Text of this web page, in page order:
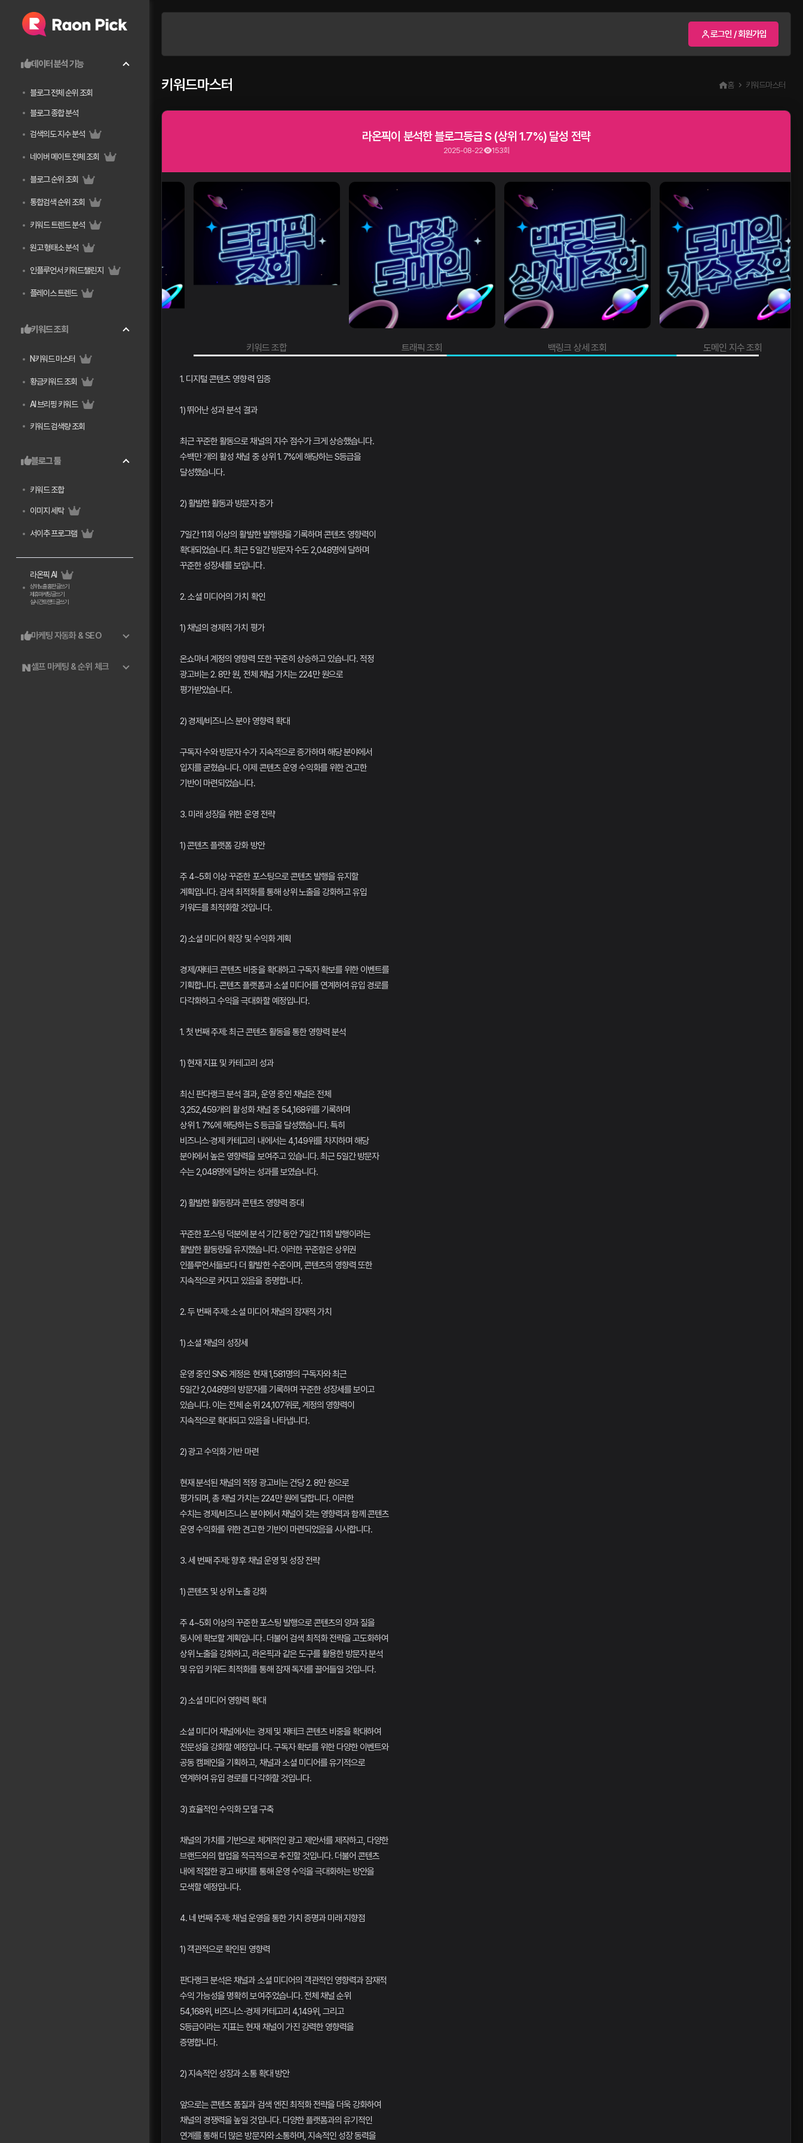
데이터 분석 기능
블로그 전체 순위 조회
블로그 종합 분석
검색의도 지수 분석
네이버 메이트 전체 조회
블로그 순위 조회
통합검색 순위 조회
키워드 트렌드 분석
원고 형태소 분석
인플루언서 키워드챌린지
플레이스 트렌드
키워드 조회
N키워드 마스터
황금키워드 조회
AI 브리핑 키워드
키워드 검색량 조회
블로그 툴
키워드 조합
이미지 세탁
서이추 프로그램
라온픽 AI
상위노출 홈판 글쓰기
제휴마케팅 글쓰기
실시간트랜드 글쓰기
마케팅 자동화 & SEO
셀프 마케팅 & 순위 체크
로그인 / 회원가입
키워드마스터 홈 키워드마스터
라온픽이 분석한 블로그등급 S (상위 1.7%) 달성 전략
2025-08-22 153회
키워드 조합 트래픽 조회 백링크 상세 조회 도메인 지수 조회
1. 디지털 콘텐츠 영향력 입증
1) 뛰어난 성과 분석 결과
최근 꾸준한 활동으로 채널의 지수 점수가 크게 상승했습니다.
수백만 개의 활성 채널 중 상위 1. 7%에 해당하는 S등급을
달성했습니다.
2) 활발한 활동과 방문자 증가
7일간 11회 이상의 활발한 발행량을 기록하며 콘텐츠 영향력이
확대되었습니다. 최근 5일간 방문자 수도 2,048명에 달하며
꾸준한 성장세를 보입니다.
2. 소셜 미디어의 가치 확인
1) 채널의 경제적 가치 평가
온쇼마녀 계정의 영향력 또한 꾸준히 상승하고 있습니다. 적정
광고비는 2. 8만 원, 전체 채널 가치는 224만 원으로
평가받았습니다.
2) 경제/비즈니스 분야 영향력 확대
구독자 수와 방문자 수가 지속적으로 증가하며 해당 분야에서
입지를 굳혔습니다. 이제 콘텐츠 운영 수익화를 위한 견고한
기반이 마련되었습니다.
3. 미래 성장을 위한 운영 전략
1) 콘텐츠 플랫폼 강화 방안
주 4~5회 이상 꾸준한 포스팅으로 콘텐츠 발행을 유지할
계획입니다. 검색 최적화를 통해 상위 노출을 강화하고 유입
키워드를 최적화할 것입니다.
2) 소셜 미디어 확장 및 수익화 계획
경제/재테크 콘텐츠 비중을 확대하고 구독자 확보를 위한 이벤트를
기획합니다. 콘텐츠 플랫폼과 소셜 미디어를 연계하여 유입 경로를
다각화하고 수익을 극대화할 예정입니다.
1. 첫 번째 주제: 최근 콘텐츠 활동을 통한 영향력 분석
1) 현재 지표 및 카테고리 성과
최신 판다랭크 분석 결과, 운영 중인 채널은 전체
3,252,459개의 활성화 채널 중 54,168위를 기록하며
상위 1. 7%에 해당하는 S 등급을 달성했습니다. 특히
비즈니스·경제 카테고리 내에서는 4,149위를 차지하며 해당
분야에서 높은 영향력을 보여주고 있습니다. 최근 5일간 방문자
수는 2,048명에 달하는 성과를 보였습니다.
2) 활발한 활동량과 콘텐츠 영향력 증대
꾸준한 포스팅 덕분에 분석 기간 동안 7일간 11회 발행이라는
활발한 활동량을 유지했습니다. 이러한 꾸준함은 상위권
인플루언서들보다 더 활발한 수준이며, 콘텐츠의 영향력 또한
지속적으로 커지고 있음을 증명합니다.
2. 두 번째 주제: 소셜 미디어 채널의 잠재적 가치
1) 소셜 채널의 성장세
운영 중인 SNS 계정은 현재 1,581명의 구독자와 최근
5일간 2,048명의 방문자를 기록하며 꾸준한 성장세를 보이고
있습니다. 이는 전체 순위 24,107위로, 계정의 영향력이
지속적으로 확대되고 있음을 나타냅니다.
2) 광고 수익화 기반 마련
현재 분석된 채널의 적정 광고비는 건당 2. 8만 원으로
평가되며, 총 채널 가치는 224만 원에 달합니다. 이러한
수치는 경제/비즈니스 분야에서 채널이 갖는 영향력과 함께 콘텐츠
운영 수익화를 위한 견고한 기반이 마련되었음을 시사합니다.
3. 세 번째 주제: 향후 채널 운영 및 성장 전략
1) 콘텐츠 및 상위 노출 강화
주 4~5회 이상의 꾸준한 포스팅 발행으로 콘텐츠의 양과 질을
동시에 확보할 계획입니다. 더불어 검색 최적화 전략을 고도화하여
상위 노출을 강화하고, 라온픽과 같은 도구를 활용한 방문자 분석
및 유입 키워드 최적화를 통해 잠재 독자를 끌어들일 것입니다.
2) 소셜 미디어 영향력 확대
소셜 미디어 채널에서는 경제 및 재테크 콘텐츠 비중을 확대하여
전문성을 강화할 예정입니다. 구독자 확보를 위한 다양한 이벤트와
공동 캠페인을 기획하고, 채널과 소셜 미디어를 유기적으로
연계하여 유입 경로를 다각화할 것입니다.
3) 효율적인 수익화 모델 구축
채널의 가치를 기반으로 체계적인 광고 제안서를 제작하고, 다양한
브랜드와의 협업을 적극적으로 추진할 것입니다. 더불어 콘텐츠
내에 적절한 광고 배치를 통해 운영 수익을 극대화하는 방안을
모색할 예정입니다.
4. 네 번째 주제: 채널 운영을 통한 가치 증명과 미래 지향점
1) 객관적으로 확인된 영향력
판다랭크 분석은 채널과 소셜 미디어의 객관적인 영향력과 잠재적
수익 가능성을 명확히 보여주었습니다. 전체 채널 순위
54,168위, 비즈니스·경제 카테고리 4,149위, 그리고
S등급이라는 지표는 현재 채널이 가진 강력한 영향력을
증명합니다.
2) 지속적인 성장과 소통 확대 방안
앞으로는 콘텐츠 품질과 검색 엔진 최적화 전략을 더욱 강화하여
채널의 경쟁력을 높일 것입니다. 다양한 플랫폼과의 유기적인
연계를 통해 더 많은 방문자와 소통하며, 지속적인 성장 동력을